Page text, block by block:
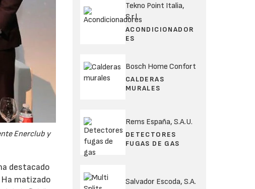
Enerclub y
destacado
matizado
Tekno Point Italia,
S.r.l.
ACONDICIONADOR
ES
Bosch Home Confort
CALDERAS
MURALES
Rems España, S.A.U.
DETECTORES
FUGAS DE GAS
Salvador Escoda, S.A.